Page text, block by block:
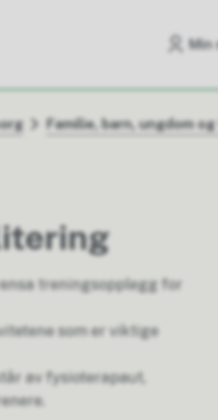
Min
Familie, barn, ungdom
treningsopplegg for
som er viktige
av fysioterapaut,